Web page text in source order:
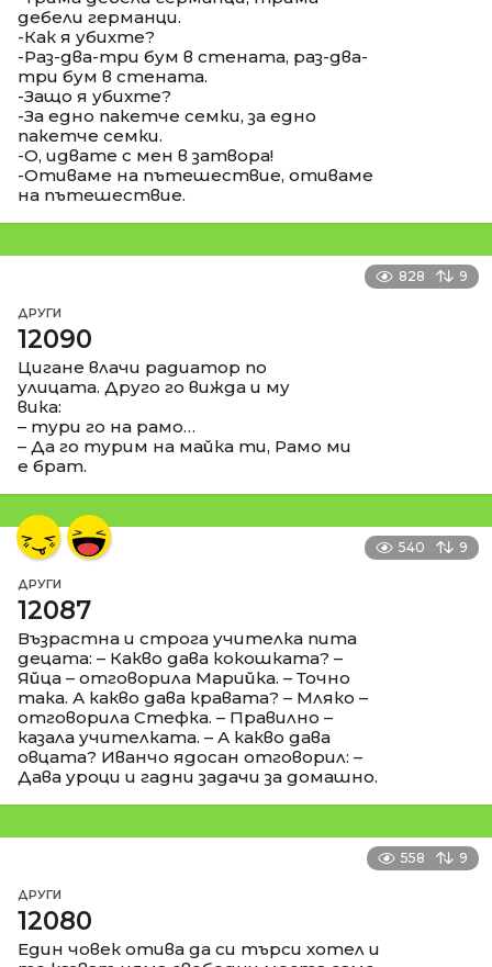
дебели германци.
-Как я убихте?
-Раз-два-три бум в стената, раз-два-
три бум в стената.
-Защо я убихте?
-За едно пакетче семки, за едно
пакетче семки.
-О, идвате с мен в затвора!
-Отиваме на пътешествие, отиваме
на пътешествие.
828 9
ДРУГИ
12090
Цигане влачи радиатор по
улицата. Друго го вижда и му
вика:
– тури го на рамо…
– Да го турим на майка ти, Рамо ми
е брат.
540 9
ДРУГИ
12087
Възрастна и строга учителка пита
децата: – Какво дава кокошката? –
Яйца – отговорила Марийка. – Точно
така. А какво дава кравата? – Мляко –
отговорила Стефка. – Правилно –
казала учителката. – А какво дава
овцата? Иванчо ядосан отговорил: –
Дава уроци и гадни задачи за домашно.
558 9
ДРУГИ
12080
Един човек отива да си търси хотел и